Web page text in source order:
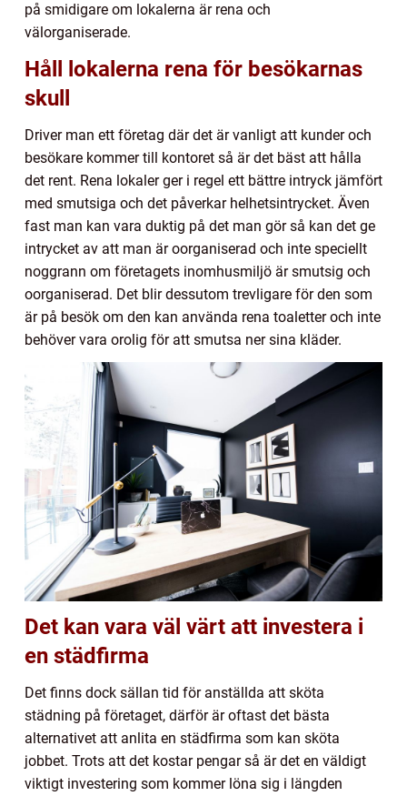
på smidigare om lokalerna är rena och
välorganiserade.
Håll lokalerna rena för besökarnas
skull
Driver man ett företag där det är vanligt att kunder och
besökare kommer till kontoret så är det bäst att hålla
det rent. Rena lokaler ger i regel ett bättre intryck jämfört
med smutsiga och det påverkar helhetsintrycket. Även
fast man kan vara duktig på det man gör så kan det ge
intrycket av att man är oorganiserad och inte speciellt
noggrann om företagets inomhusmiljö är smutsig och
oorganiserad. Det blir dessutom trevligare för den som
är på besök om den kan använda rena toaletter och inte
behöver vara orolig för att smutsa ner sina kläder.
Det kan vara väl värt att investera i
en städfirma
Det finns dock sällan tid för anställda att sköta
städning på företaget, därför är oftast det bästa
alternativet att anlita en städfirma som kan sköta
jobbet. Trots att det kostar pengar så är det en väldigt
viktigt investering som kommer löna sig i längden